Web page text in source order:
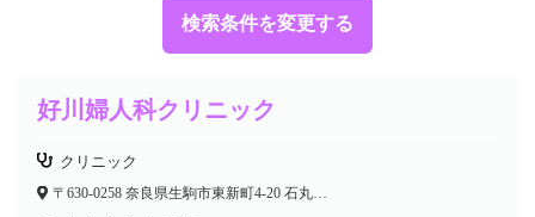
検索条件を変更する
好川婦人科クリニック
クリニック
〒630-0258 奈良県生駒市東新町4-20 石丸ビル1F